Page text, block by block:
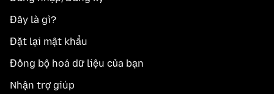
Đây là gì?
Đặt lại mật khẩu
Đồng bộ hoá dữ liệu của bạn
Nhận trợ giúp